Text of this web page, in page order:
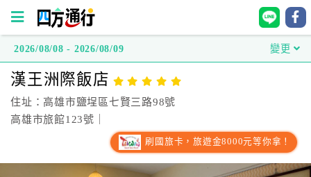
方
通
行
2026/08/08 - 2026/08/09 變更
漢王洲際飯店
住址：高雄市鹽埕區七賢三路98號
高雄市旅館123號｜
刷國旅卡，旅遊金8000元等你拿！